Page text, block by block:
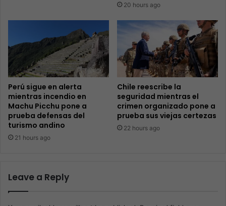
20 hours ago
Perú sigue en alerta
mientras incendio en
Machu Picchu pone a
prueba defensas del
turismo andino
21 hours ago
Chile reescribe la
seguridad mientras el
crimen organizado pone a
prueba sus viejas certezas
22 hours ago
Leave a Reply